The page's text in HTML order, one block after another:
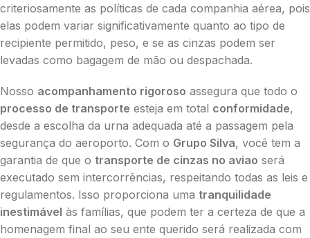
criteriosamente as políticas de cada companhia aérea, pois
elas podem variar significativamente quanto ao tipo de
recipiente permitido, peso, e se as cinzas podem ser
levadas como bagagem de mão ou despachada.
Nosso acompanhamento rigoroso assegura que todo o
processo de transporte esteja em total conformidade,
desde a escolha da urna adequada até a passagem pela
segurança do aeroporto. Com o Grupo Silva, você tem a
garantia de que o transporte de cinzas no aviao será
executado sem intercorrências, respeitando todas as leis e
regulamentos. Isso proporciona uma tranquilidade
inestimável às famílias, que podem ter a certeza de que a
homenagem final ao seu ente querido será realizada com